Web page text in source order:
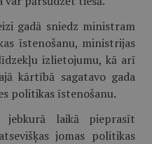
gadā sniedz ministram
īstenošanu, ministrijas
izlietojumu, kā arī
kārtībā sagatavo gada
politikas īstenošanu.
laikā pieprasīt
jomas politikas